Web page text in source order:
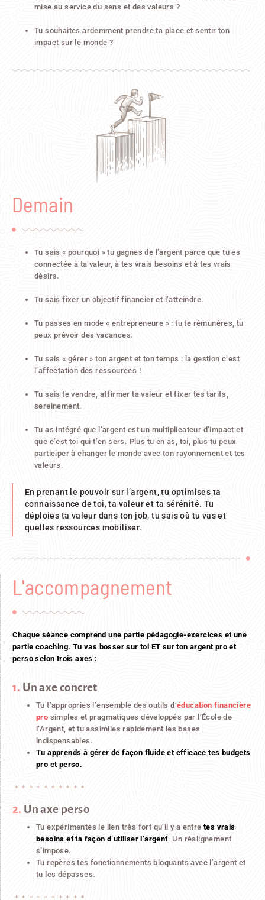
mise au service du sens et des valeurs ?
Tu souhaites ardemment prendre ta place et sentir ton
impact sur le monde ?
Demain
Tu sais « pourquoi » tu gagnes de l’argent parce que tu es
connectée à ta valeur, à tes vrais besoins et à tes vrais
désirs.
Tu sais fixer un objectif financier et l’atteindre.
Tu passes en mode « entrepreneure » : tu te rémunères, tu
peux prévoir des vacances.
Tu sais « gérer » ton argent et ton temps : la gestion c’est
l’affectation des ressources !
Tu sais te vendre, affirmer ta valeur et fixer tes tarifs,
sereinement.
Tu as intégré que l’argent est un multiplicateur d’impact et
que c’est toi qui t’en sers. Plus tu en as, toi, plus tu peux
participer à changer le monde avec ton rayonnement et tes
valeurs.
En prenant le pouvoir sur l’argent, tu optimises ta
connaissance de toi, ta valeur et ta sérénité. Tu
déploies ta valeur dans ton job, tu sais où tu vas et
quelles ressources mobiliser.
L'accompagnement
Chaque séance comprend une partie pédagogie-exercices et une
partie coaching. Tu vas bosser sur toi ET sur ton argent pro et
perso selon trois axes :
1.Un axe concret
Tu t’appropries l’ensemble des outils d’éducation financière
pro simples et pragmatiques développés par l’École de
l’Argent, et tu assimiles rapidement les bases
indispensables.
Tu apprends à gérer de façon fluide et efficace tes budgets
pro et perso.
2.Un axe perso
Tu expérimentes le lien très fort qu’il y a entre tes vrais
besoins et ta façon d’utiliser l’argent. Un réalignement
s’impose.
Tu repères tes fonctionnements bloquants avec l’argent et
tu les dépasses.